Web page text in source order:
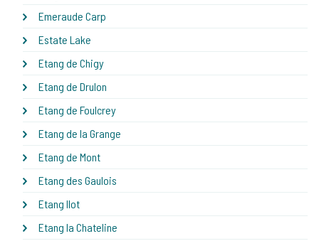
Emeraude Carp
Estate Lake
Etang de Chigy
Etang de Drulon
Etang de Foulcrey
Etang de la Grange
Etang de Mont
Etang des Gaulois
Etang Ilot
Etang la Chateline